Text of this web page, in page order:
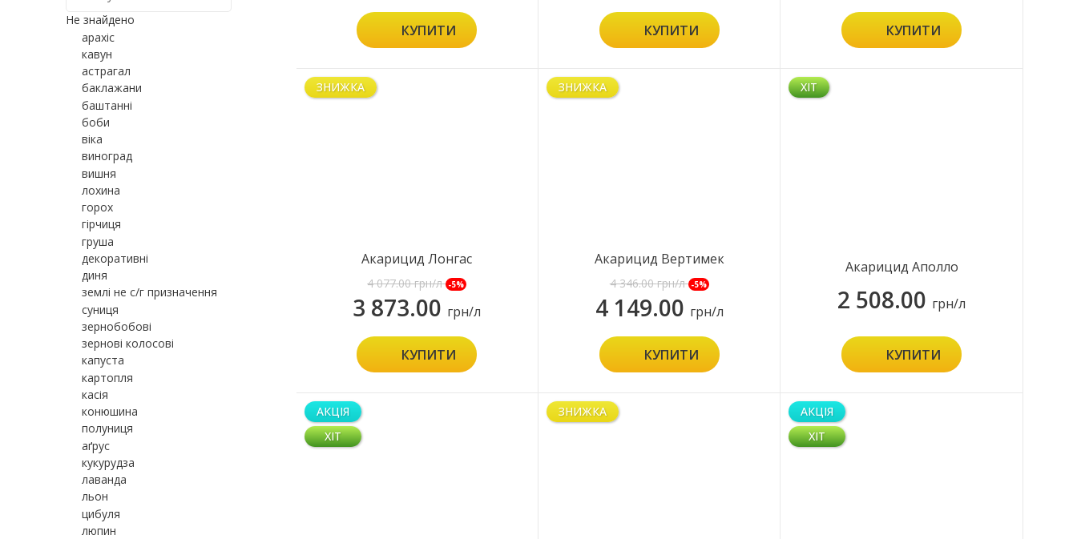
Не знайдено
арахіс
кавун
астрагал
баклажани
баштанні
боби
віка
виноград
вишня
лохина
горох
гірчиця
груша
декоративні
диня
землі не с/г призначення
суниця
зернобобові
зернові колосові
капуста
картопля
касія
конюшина
полуниця
аґрус
кукурудза
лаванда
льон
цибуля
люпин
КУПИТИ КУПИТИ КУПИТИ
ЗНИЖКА
Акарицид Лонгас
4 077.00грн/л -5%
3 873.00 грн/л
КУПИТИ
ЗНИЖКА
Акарицид Вертимек
4 346.00грн/л -5%
4 149.00 грн/л
КУПИТИ
ХІТ
Акарицид Аполло
2 508.00 грн/л
КУПИТИ
АКЦІЯ
ХІТ
ЗНИЖКА
АКЦІЯ
ХІТ